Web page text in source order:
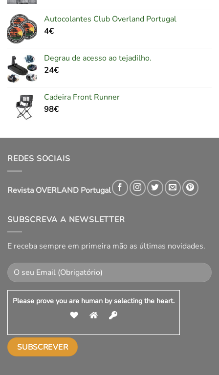
Autocolantes Club Overland Portugal
4€
Degrau de acesso ao tejadilho.
24€
Cadeira Front Runner
98€
REDES SOCIAIS
Revista OVERLAND Portugal
SUBSCREVA A NEWSLETTER
E receba sempre em primeira mão as últimas novidades.
Please prove you are human by selecting the heart.